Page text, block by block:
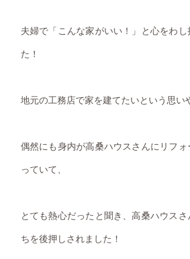
夫婦で「こんな家がいい！」と心をわし
た！
地元の工務店で家を建てたいという思い
偶然にも身内が高桑ハウスさんにリフォ
っていて、
とても熱心だったと聞き、高桑ハウス
ちを後押しされました！